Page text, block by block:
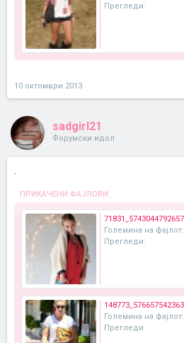
Прегледи:
10 октомври 2013
sadgirl21
Форумски идол
ПРИКАЧЕНИ ФАЈЛОВИ:
Големина на фајлот:
Прегледи:
Големина на фајлот:
Прегледи: